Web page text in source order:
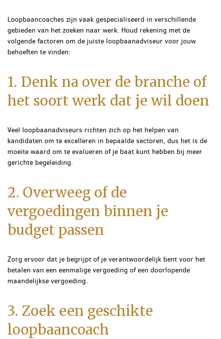
Loopbaancoaches zijn vaak gespecialiseerd in verschillende
gebieden van het zoeken naar werk. Houd rekening met de
volgende factoren om de juiste loopbaanadviseur voor jouw
behoeften te vinden:
1. Denk na over de branche of
het soort werk dat je wil doen
Veel loopbaanadviseurs richten zich op het helpen van
kandidaten om te excelleren in bepaalde sectoren, dus het is de
moeite waard om te evalueren of je baat kunt hebben bij meer
gerichte begeleiding.
2. Overweeg of de
vergoedingen binnen je
budget passen
Zorg ervoor dat je begrijpt of je verantwoordelijk bent voor het
betalen van een eenmalige vergoeding of een doorlopende
maandelijkse vergoeding.
3. Zoek een geschikte
loopbaancoach